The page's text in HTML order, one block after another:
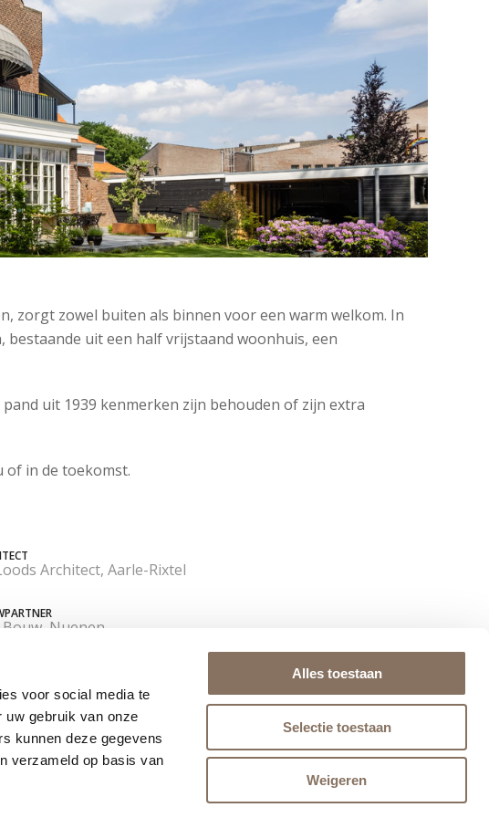
voor social media te
uw gebruik van onze
kunnen deze gegevens
verzameld op basis van
Alles toestaan
Selectie toestaan
Weigeren
zorgt zowel buiten als binnen voor een warm welkom. In
uit een half vrijstaand woonhuis, een
uit 1939 kenmerken zijn behouden of zijn extra
of in de toekomst.
Architect, Aarle-Rixtel
Bouw, Nuenen